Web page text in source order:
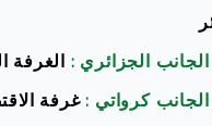
الجزائري : الغرفة
كرواتي :غرفة